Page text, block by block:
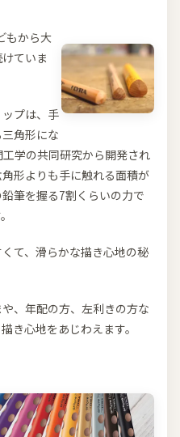
もから大
ていま
プは、手
角形にな
学の共同研究から開発され
形よりも手に触れる面積が
筆を握る7割くらいの力で
て、滑らかな描き心地の秘
、年配の方、左利きの方な
き心地をあじわえます。